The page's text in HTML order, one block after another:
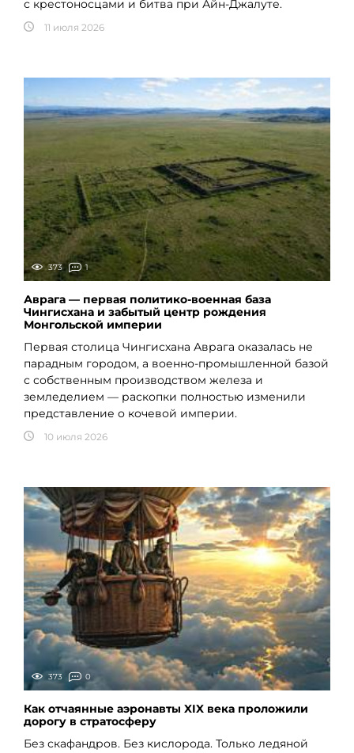
с крестоносцами и битва при Айн-Джалуте.
11 июля 2026
373 1
Аврага — первая политико-военная база
Чингисхана и забытый центр рождения
Монгольской империи
Первая столица Чингисхана Аврага оказалась не
парадным городом, а военно-промышленной базой
с собственным производством железа и
земледелием — раскопки полностью изменили
представление о кочевой империи.
10 июля 2026
373 0
Как отчаянные аэронавты XIX века проложили
дорогу в стратосферу
Без скафандров. Без кислорода. Только ледяной